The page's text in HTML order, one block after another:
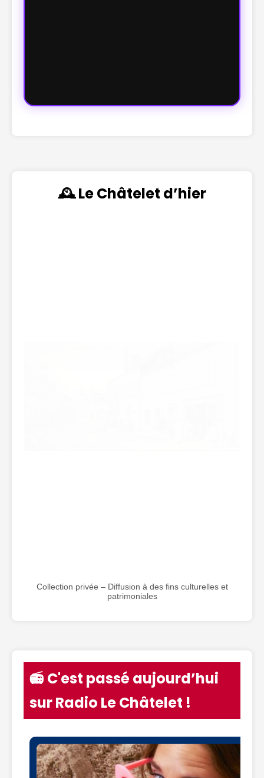
🕰️ Le Châtelet d’hier
Collection privée – Diffusion à des fins culturelles et
patrimoniales
📻 C'est passé aujourd’hui
sur Radio Le Châtelet !